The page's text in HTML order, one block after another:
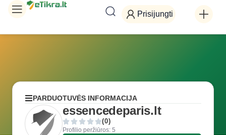
Prisijungti
PARDUOTUVĖS INFORMACIJA
essencedeparis.lt
(0)
Profilio peržiūros: 5